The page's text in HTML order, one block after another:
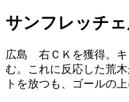
サンフレッチ
広島 右ＣＫを獲得。キ
む。これに反応した荒
トを放つも、ゴールの